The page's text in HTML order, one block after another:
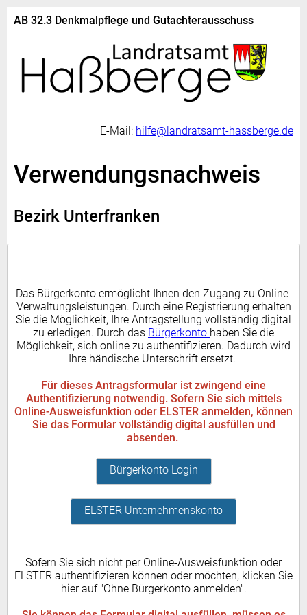
AB 32.3 Denkmalpflege und Gutachterausschuss
E-Mail: hilfe@landratsamt-hassberge.de
Verwendungsnachweis
Bezirk Unterfranken
Das Bürgerkonto ermöglicht Ihnen den Zugang zu Online-
Verwaltungsleistungen. Durch eine Registrierung erhalten
Sie die Möglichkeit, Ihre Antragstellung vollständig digital
zu erledigen. Durch das Bürgerkonto haben Sie die
Möglichkeit, sich online zu authentifizieren. Dadurch wird
Ihre händische Unterschrift ersetzt.
Für dieses Antragsformular ist zwingend eine
Authentifizierung notwendig. Sofern Sie sich mittels
Online-Ausweisfunktion oder ELSTER anmelden, können
Sie das Formular vollständig digital ausfüllen und
absenden.
Bürgerkonto Login
ELSTER Unternehmenskonto
Sofern Sie sich nicht per Online-Ausweisfunktion oder
ELSTER authentifizieren können oder möchten, klicken Sie
hier auf "Ohne Bürgerkonto anmelden".